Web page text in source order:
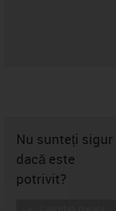
Nu sunteți sigur
dacă este
potrivit?